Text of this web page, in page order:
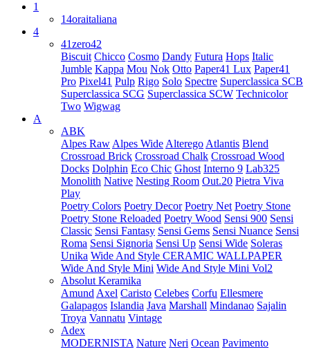
1
14oraitaliana
4
41zero42
Biscuit Chicco Cosmo Dandy Futura Hops Italic
Jumble Kappa Mou Nok Otto Paper41 Lux Paper41
Pro Pixel41 Pulp Rigo Solo Spectre Superclassica SCB
Superclassica SCG Superclassica SCW Technicolor
Two Wigwag
A
ABK
Alpes Raw Alpes Wide Alterego Atlantis Blend
Crossroad Brick Crossroad Chalk Crossroad Wood
Docks Dolphin Eco Chic Ghost Interno 9 Lab325
Monolith Native Nesting Room Out.20 Pietra Viva
Play
Poetry Colors Poetry Decor Poetry Net Poetry Stone
Poetry Stone Reloaded Poetry Wood Sensi 900 Sensi
Classic Sensi Fantasy Sensi Gems Sensi Nuance Sensi
Roma Sensi Signoria Sensi Up Sensi Wide Soleras
Unika Wide And Style CERAMIC WALLPAPER
Wide And Style Mini Wide And Style Mini Vol2
Absolut Keramika
Amund Axel Caristo Celebes Corfu Ellesmere
Galapagos Islandia Java Marshall Mindanao Sajalin
Troya Vannatu Vintage
Adex
MODERNISTA Nature Neri Ocean Pavimento